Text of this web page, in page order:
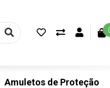
ARTIGOS
Amuletos de Proteção